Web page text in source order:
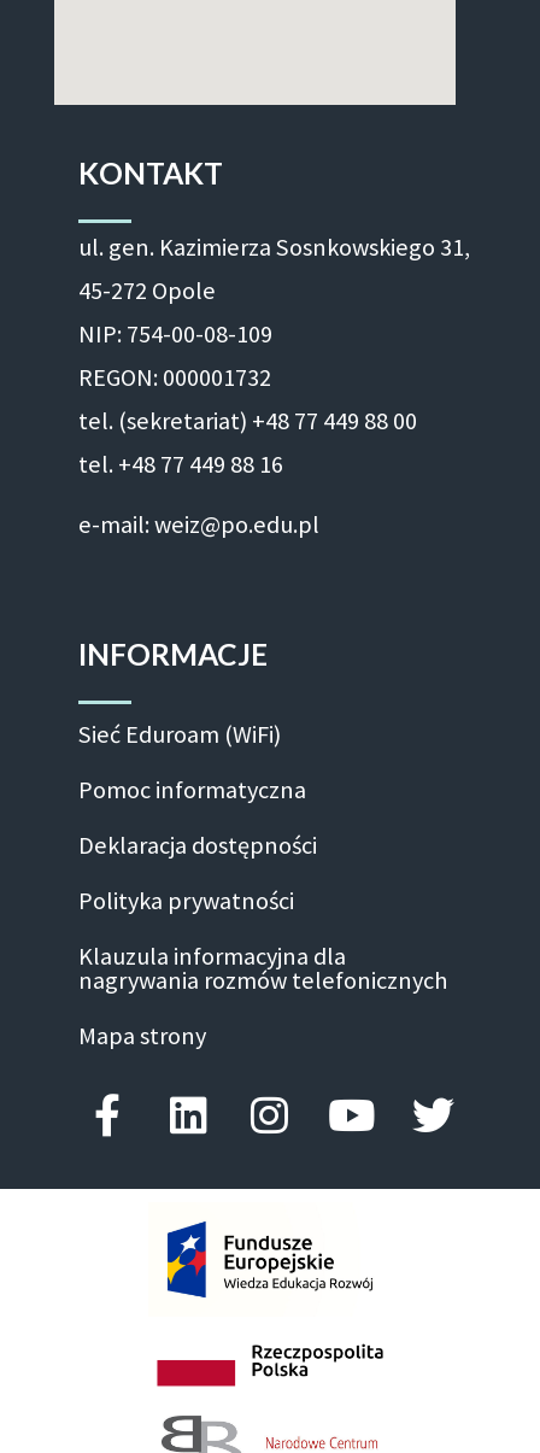
KONTAKT
ul. gen. Kazimierza Sosnkowskiego 31,
45-272 Opole
NIP: 754-00-08-109
REGON: 000001732
tel. (sekretariat) +48 77 449 88 00
tel. +48 77 449 88 16
e-mail: weiz@po.edu.pl
INFORMACJE
Sieć Eduroam (WiFi)
Pomoc informatyczna
Deklaracja dostępności
Polityka prywatności
Klauzula informacyjna dla
nagrywania rozmów telefonicznych
Mapa strony
Facebook-f
LinkedinInstagram
Youtube